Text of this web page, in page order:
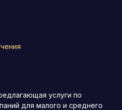
услуги по
для малого и среднего